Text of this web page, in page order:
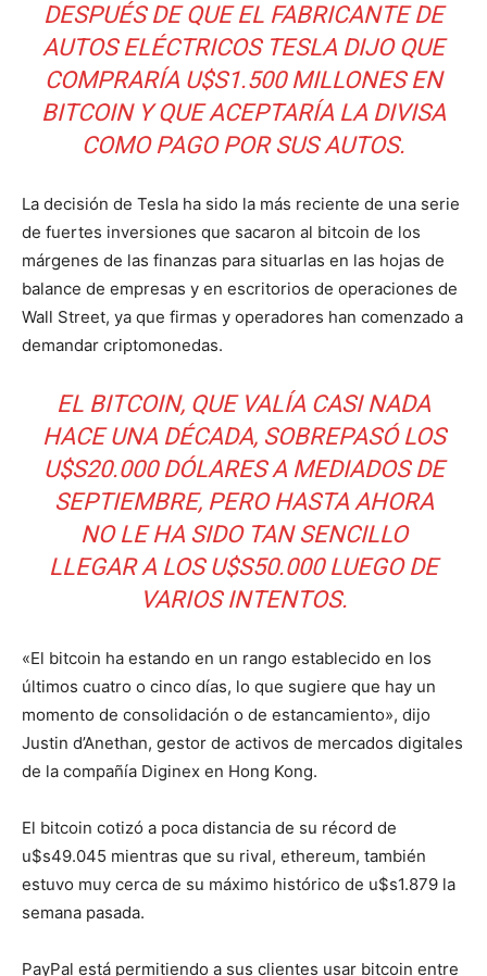
DESPUÉS DE QUE EL FABRICANTE DE
AUTOS ELÉCTRICOS TESLA DIJO QUE
COMPRARÍA U$S1.500 MILLONES EN
BITCOIN Y QUE ACEPTARÍA LA DIVISA
COMO PAGO POR SUS AUTOS.
La decisión de Tesla ha sido la más reciente de una serie
de fuertes inversiones que sacaron al bitcoin de los
márgenes de las finanzas para situarlas en las hojas de
balance de empresas y en escritorios de operaciones de
Wall Street, ya que firmas y operadores han comenzado a
demandar criptomonedas.
EL BITCOIN, QUE VALÍA CASI NADA
HACE UNA DÉCADA, SOBREPASÓ LOS
U$S20.000 DÓLARES A MEDIADOS DE
SEPTIEMBRE, PERO HASTA AHORA
NO LE HA SIDO TAN SENCILLO
LLEGAR A LOS U$S50.000 LUEGO DE
VARIOS INTENTOS.
«El bitcoin ha estando en un rango establecido en los
últimos cuatro o cinco días, lo que sugiere que hay un
momento de consolidación o de estancamiento», dijo
Justin d’Anethan, gestor de activos de mercados digitales
de la compañía Diginex en Hong Kong.
El bitcoin cotizó a poca distancia de su récord de
u$s49.045 mientras que su rival, ethereum, también
estuvo muy cerca de su máximo histórico de u$s1.879 la
semana pasada.
PayPal está permitiendo a sus clientes usar bitcoin entre